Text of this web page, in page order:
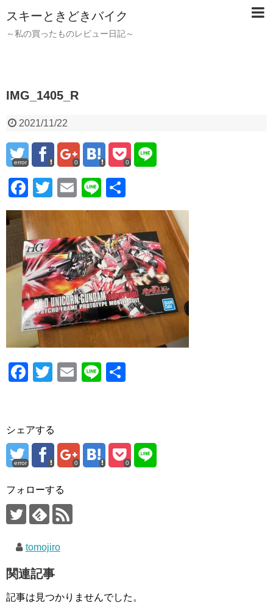
スキーときどきバイク
～私の買ったものレビュー日記～
IMG_1405_R
2021/11/22
error 0 0
F
a
c
e
b
o
o
k
T
wi
tt
er
E
m
ail
Li
n
有
F
e
b
o
o
k
T
er
E
Li
シェアする
error 0 0
フォローする
tomojiro
関連記事
記事は見つかりませんでした。